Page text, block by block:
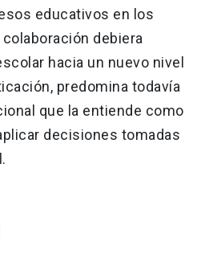
educativos en los
debiera
hacia un nuevo nivel
predomina todavía
que la entiende como
decisiones tomadas